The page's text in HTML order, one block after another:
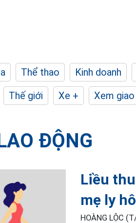
Thể thao Kinh doanh
Thế giới Xe + Xem
ĐỘNG
Liều
mẹ ly
HOÀNG LỘC